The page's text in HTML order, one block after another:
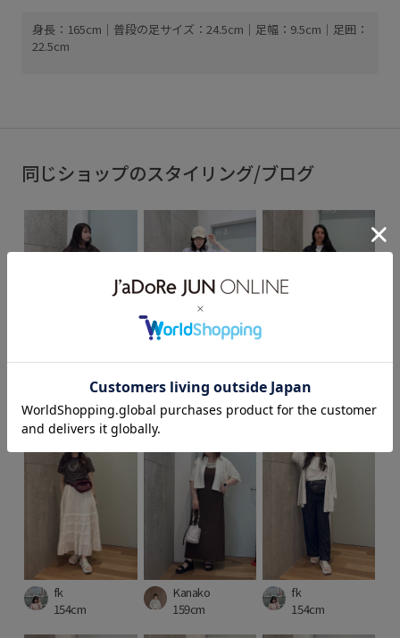
身長：165cm｜普段の足サイズ：24.5cm｜足幅：9.5cm｜足囲：
22.5cm
同じショップのスタイリング/ブログ
moe
168cm
155cm
fk
154cm
Kanako
159cm
fk
154cm